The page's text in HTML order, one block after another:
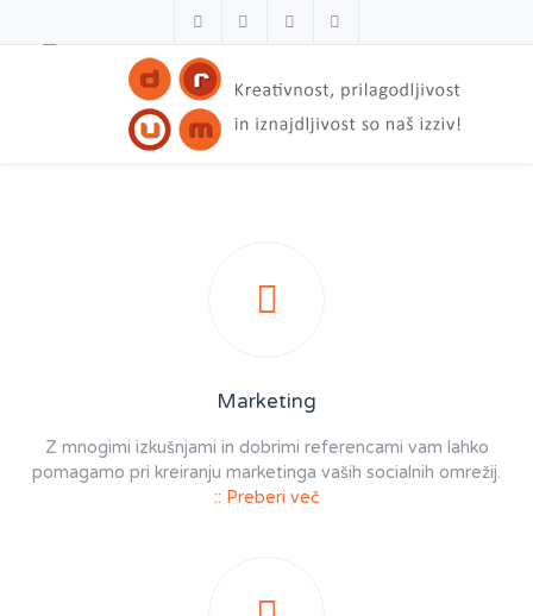
Marketing
Z mnogimi izkušnjami in dobrimi referencami vam lahko
pomagamo pri kreiranju marketinga vaših socialnih omrežij.
:: Preberi več